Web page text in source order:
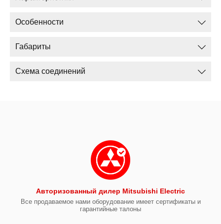
Особенности
Габариты
Схема соединений
Авторизованный дилер Mitsubishi Electric
Все продаваемое нами оборудование имеет сертификаты и
гарантийные талоны